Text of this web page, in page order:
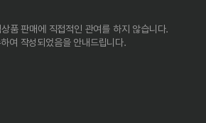
품 판매에 직접적인 관여를 하지 않습니다.
여 작성되었음을 안내드립니다.